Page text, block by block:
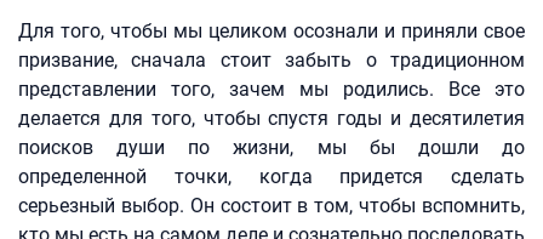
Для того, чтобы мы целиком осознали и приняли свое
призвание, сначала стоит забыть о традиционном
представлении того, зачем мы родились. Все это
делается для того, чтобы спустя годы и десятилетия
поисков души по жизни, мы бы дошли до
определенной точки, когда придется сделать
серьезный выбор. Он состоит в том, чтобы вспомнить,